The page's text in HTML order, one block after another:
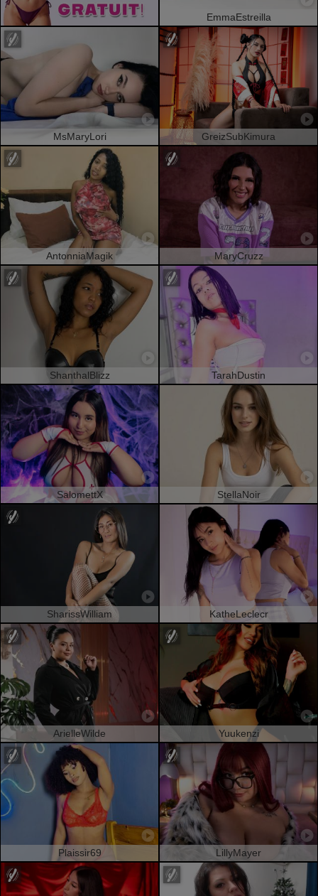
EmmaEstreilla
MsMaryLori GreizSubKimura
AntonniaMagik MaryCruzz
ShanthalBlizz TarahDustin
SalomettX StellaNoir
SharissWilliam KatheLeclecr
ArielleWilde Yuukenzi
Plaissir69 LillyMayer